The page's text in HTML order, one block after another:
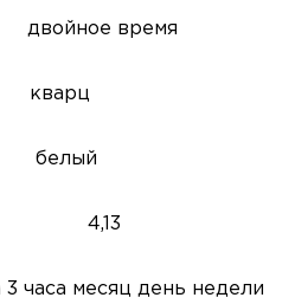
двойное время
кварц
белый
4,13
3 часа месяц день недели